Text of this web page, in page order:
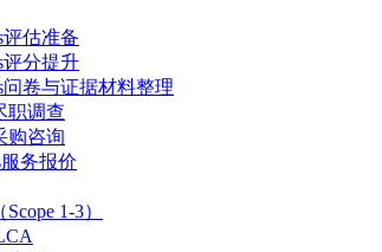
评估准备
评分提升
问卷与证据材料整理
职调查
购咨询
服务报价
1-3）